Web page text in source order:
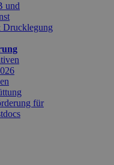
und
Drucklegung
für